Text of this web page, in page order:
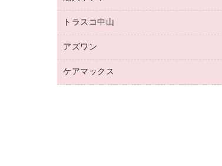
その他ファイル
クリヤーホルダー
クリヤーブック（差替式）
クリヤーブック（固定式）
ボールペン（ゲルインク）
シャープペンシル用替芯
針なしステープラー
紙めくり
裁断機
紙手提げ袋
レジ・ポリ袋
ディスプレイ用品
カウンター／お会計用品
高島屋
高島屋（食品・飲料）
カウネットギフト（食品・飲料）
トラスコ中山
建築・作業用品
アズワン
医療・介護用品（食品・飲料・食添製
品）
ケアマックス